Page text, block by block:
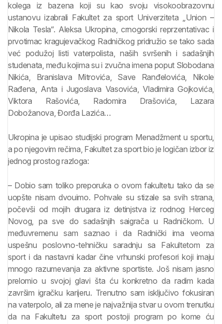
kolega iz bazena koji su kao svoju visokoobrazovnu
ustanovu izabrali Fakultet za sport Univerziteta „Union –
Nikola Tesla“. Aleksa Ukropina, crnogorski reprzentativac i
prvotimac kragujevačkog Radničkog pridružio se tako sada
već podužoj listi vaterpolista, naših svršenih i sadašnjih
studenata, među kojima su i zvučna imena poput Slobodana
Nikića, Branislava Mitrovića, Save Ranđelovića, Nikole
Rađena, Anta i Jugoslava Vasovića, Vladimira Gojkovića,
Viktora Rašovića, Radomira Drašovića, Lazara
Dobožanova, Đorđa Lazića…
Ukropina je upisao studijski program Menadžment u sportu,
a po njegovim rečima, Fakultet za sport bio je logičan izbor iz
jednog prostog razloga:
– Dobio sam toliko preporuka o ovom fakultetu tako da se
uopšte nisam dvouimo. Pohvale su stizale sa svih strana,
počevši od mojih drugara iz detinjstva iz rodnog Herceg
Novog, pa sve do sadašnjih saigrača u Radničkom. U
međuvremenu sam saznao i da Radnički ima veoma
uspešnu poslovno-tehničku saradnju sa Fakultetom za
sport i da nastavni kadar čine vrhunski profesori koji imaju
mnogo razumevanja za aktivne sportiste. Još nisam jasno
prelomio u svojoj glavi šta ću konkretno da radim kada
završim igračku karijeru. Trenutno sam isključivo fokusiran
na vaterpolo, ali za mene je najvažnija stvar u ovom trenutku
da na Fakultetu za sport postoji program po kome ću